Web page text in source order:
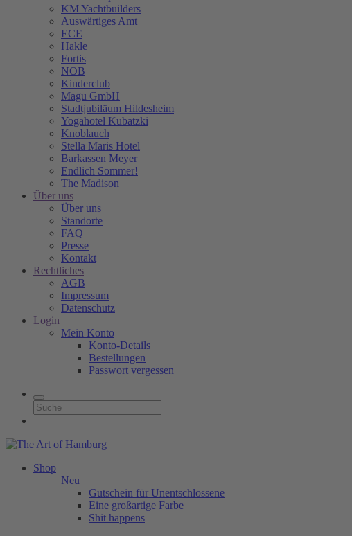
KM Yachtbuilders
Auswärtiges Amt
ECE
Hakle
Fortis
NOB
Kinderclub
Magu GmbH
Stadtjubiläum Hildesheim
Yogahotel Kubatzki
Knoblauch
Stella Maris Hotel
Barkassen Meyer
Endlich Sommer!
The Madison
Über uns
Über uns
Standorte
FAQ
Presse
Kontakt
Rechtliches
AGB
Impressum
Datenschutz
Login
Mein Konto
Konto-Details
Bestellungen
Passwort vergessen
Shop
Neu
Gutschein für Unentschlossene
Eine großartige Farbe
Shit happens